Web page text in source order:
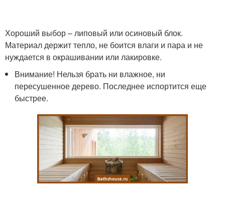
Хороший выбор – липовый или осиновый блок.
Материал держит тепло, не боится влаги и пара и не
нуждается в окрашивании или лакировке.
Внимание! Нельзя брать ни влажное, ни
пересушенное дерево. Последнее испортится еще
быстрее.